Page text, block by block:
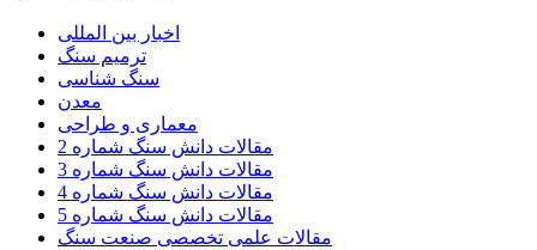
اخبار بین المللی
ترمیم سنگ
سنگ شناسی
معدن
معماری و طراحی
مقالات دانش سنگ شماره 2
مقالات دانش سنگ شماره 3
مقالات دانش سنگ شماره 4
مقالات دانش سنگ شماره 5
مقالات علمی تخصصی صنعت سنگ